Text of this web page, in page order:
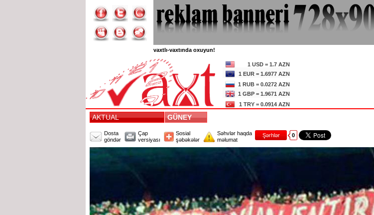
vaxtlı-vaxtında oxuyun!
1 USD = 1.7 AZN
1 EUR = 1.6977 AZN
1 RUB = 0.0272 AZN
1 GBP = 1.9671 AZN
1 TRY = 0.0914 AZN
AKTUAL GÜNEY
Dosta
göndər
Çap
versiyası
Sosial
şəbəkələr
Səhvlər haqda
məlumat
Şərhlər 0